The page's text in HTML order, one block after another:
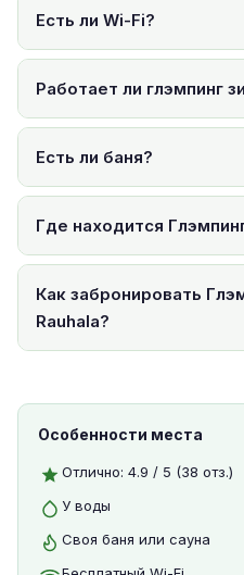
Есть ли Wi-Fi?
Работает ли глэмпинг
Есть ли баня?
Где находится
Как забронировать
Rauhala?
Особенности места
Отлично: 4.9 / 5 (38 отз.)
У воды
Своя баня или сауна